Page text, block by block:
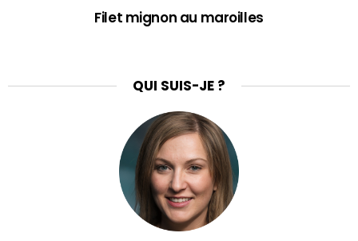
Filet mignon au maroilles
QUI SUIS-JE ?